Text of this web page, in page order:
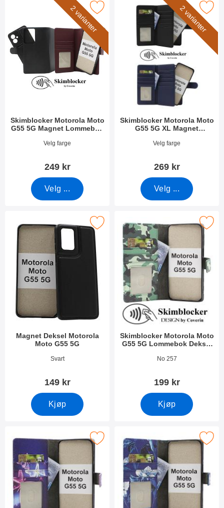
2 varianter
Skimblocker Motorola Moto
G55 5G Magnet Lommebok
Varenummer 51838
Velg farge
249 kr
Velg ...
Motorola Moto G55 5G Magnet Lommebok Deksel som
2 varianter
Skimblocker Motorola Moto
G55 5G XL Magnet
Varenummer 51839
Velg farge
269 kr
Velg ...
Merk skimblocker Motorola Moto G55 5G XL
Magnet Deksel Motorola
Moto G55 5G
Varenummer 51840
Svart
149 kr
Kjøp
magnet Deksel Motorola Moto G55 5G som favoritt
Skimblocker Motorola Moto
G55 5G Lommebok Deksel
Varenummer 51843
No 257
199 kr
Kjøp
Merk skimblocker Motorola Moto G55 5G
Motorola Moto G55 5G Lommebok Deksel Design som
Merk skimblocker Motorola Moto G55 5G